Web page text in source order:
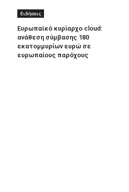
Ειδήσεις
Ευρωπαϊκό κυρίαρχο cloud:
ανάθεση σύμβασης 180
εκατομμυρίων ευρώ σε
ευρωπαίους παρόχους